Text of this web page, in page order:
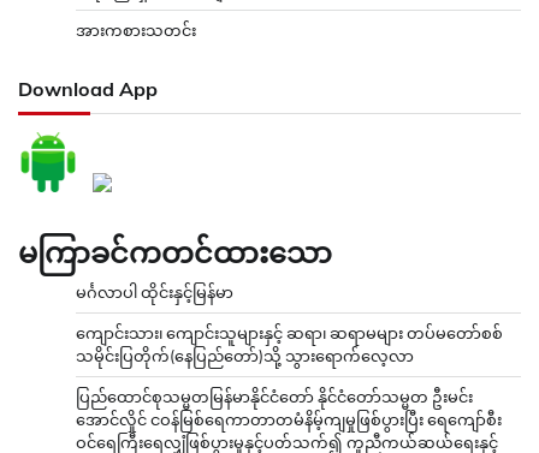
အားကစားသတင်း
Download App
မကြာခင်ကတင်ထားသော
မင်္ဂလာပါ ထိုင်းနှင့်မြန်မာ
ကျောင်းသား၊ ကျောင်းသူများနှင့် ဆရာ၊ ဆရာမများ တပ်မတော်စစ်
သမိုင်းပြတိုက်(နေပြည်တော်)သို့ သွားရောက်လေ့လာ
ပြည်ထောင်စုသမ္မတမြန်မာနိုင်ငံတော် နိုင်ငံတော်သမ္မတ ဦးမင်း
အောင်လှိုင် ငဝန်မြစ်ရေကာတာတမံနိမ့်ကျမှုဖြစ်ပွားပြီး ရေကျော်စီး
ဝင်ရေကြီးရေလျှံဖြစ်ပွားမှုနှင့်ပတ်သက်၍ ကူညီကယ်ဆယ်ရေးနှင့်